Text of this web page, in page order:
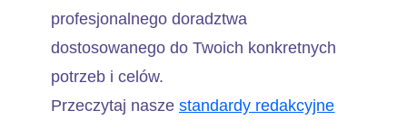
profesjonalnego doradztwa
dostosowanego do Twoich konkretnych
potrzeb i celów.
Przeczytaj nasze standardy redakcyjne